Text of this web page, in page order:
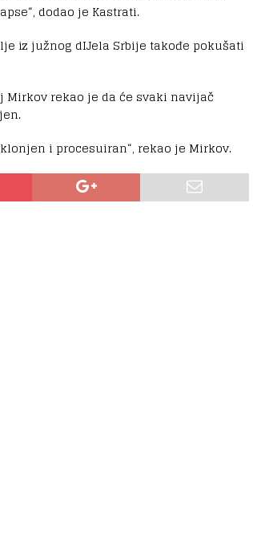
dodao je Kastrati.
iz južnog dIJela Srbije takođe pokušati
Mirkov rekao je da će svaki navijač
i procesuiran“, rekao je Mirkov.